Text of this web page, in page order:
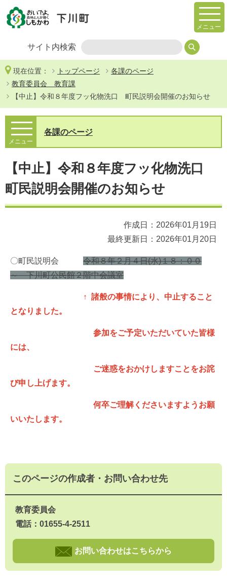
メニュー
サイト内検索
現在位置： トップページ
各課のページ
教育委員会 教育課
【中止】令和８年度フッ化物洗口 町民説明会開催のお知らせ
【中止】令和８年度フッ化物洗口
町民説明会開催のお知らせ
作成日：2026年01月19日
最終更新日：2026年01月20日
〇町民説明会 令和８年２月４日(水)１８：００
～ 下川町公民館２階中会議室
↑ 諸般の事情により、中止すること
となりました。
参加をご予定いただいていた皆様
には、
ご迷惑をおかけしますことをお詫
び申し上げます。
何卒ご理解くださいますようお願
いいたします。
このページの作成者・お問い合わせ先
教育委員会
電話：01655-4-2511
お問い合わせはこちらから
メニュー
各課のページ